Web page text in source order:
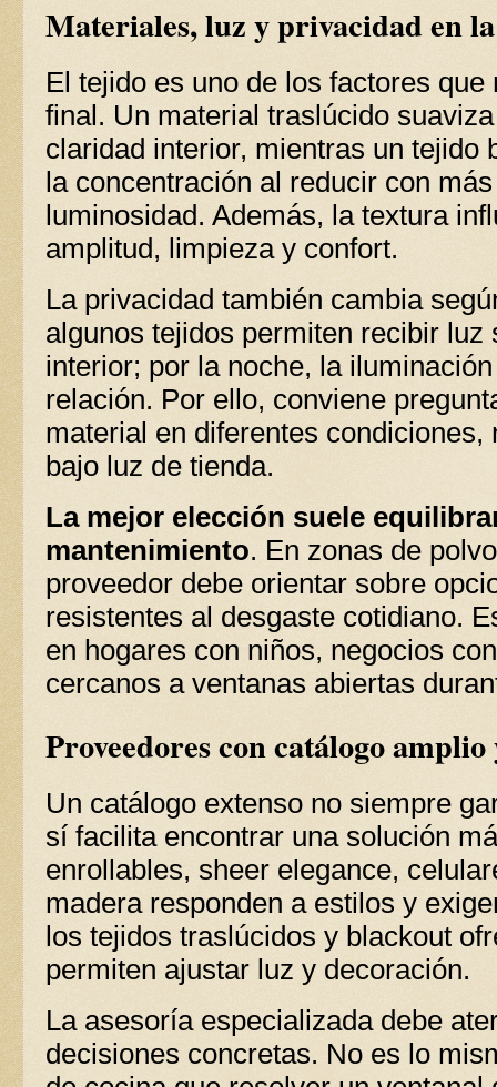
Materiales, luz y privacidad en
El tejido es uno de los factores
final. Un material traslúcido
claridad interior, mientras un tejido
la concentración al reducir con
luminosidad. Además, la textura
amplitud, limpieza y confort.
La privacidad también cambia
algunos tejidos permiten recibir
interior; por la noche, la
relación. Por ello, conviene
material en diferentes
bajo luz de tienda.
La mejor elección suele
mantenimiento. En zonas de
proveedor debe orientar sobre
resistentes al desgaste cotidiano.
en hogares con niños, negocios
cercanos a ventanas abiertas
Proveedores con catálogo
Un catálogo extenso no siempre
sí facilita encontrar una solución
enrollables, sheer elegance,
madera responden a estilos y
los tejidos traslúcidos y blackout
permiten ajustar luz y decoración.
La asesoría especializada debe
decisiones concretas. No es lo